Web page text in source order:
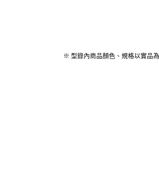
※ 型錄內商品顏色、規格以實品